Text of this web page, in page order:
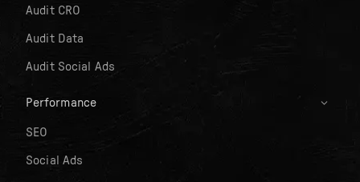
Audit CRO
Audit Data
Audit Social Ads
Performance
SEO
Social Ads